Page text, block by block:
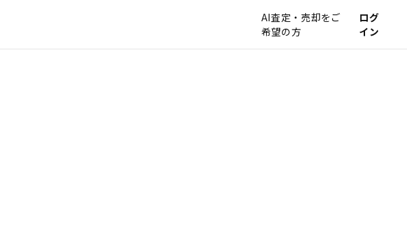
AI査定・売却をご
希望の方
ログ
イン